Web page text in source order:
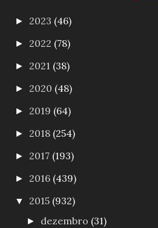
► 2023 (46)
► 2022 (78)
► 2021 (38)
► 2020 (48)
► 2019 (64)
► 2018 (254)
► 2017 (193)
► 2016 (439)
▼ 2015 (932)
► dezembro (31)